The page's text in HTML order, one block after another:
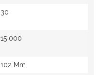
30
15.000
102 Mm